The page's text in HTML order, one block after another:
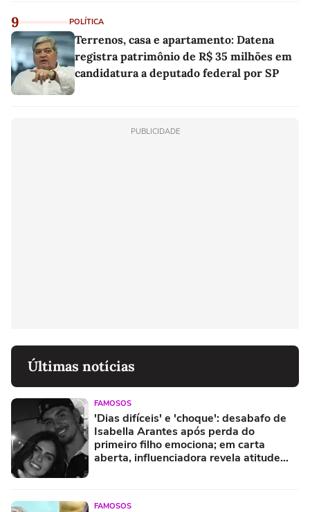
9 POLÍTICA
Terrenos, casa e apartamento: Datena
registra patrimônio de R$ 35 milhões em
candidatura a deputado federal por SP
PUBLICIDADE
Últimas notícias
FAMOSOS
'Dias difíceis' e 'choque': desabafo de
Isabella Arantes após perda do
primeiro filho emociona; em carta
aberta, influenciadora revela atitude
FAMOSOS